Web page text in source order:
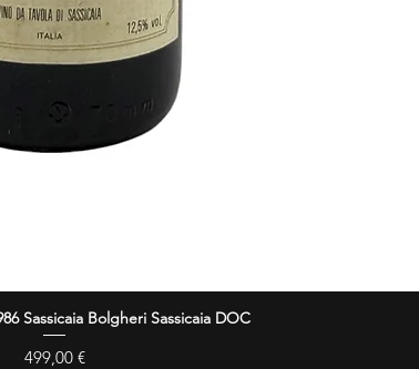
Hurtigvisning
Sassicaia Bolgheri Sassicaia DOC
Pris
499,00 €